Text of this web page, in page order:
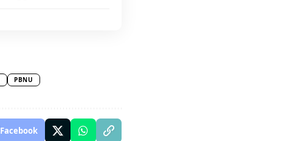
PBNU
Facebook